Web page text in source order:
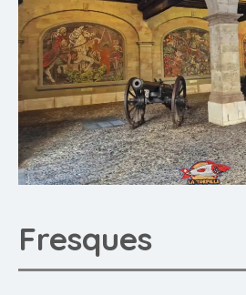
Fresques